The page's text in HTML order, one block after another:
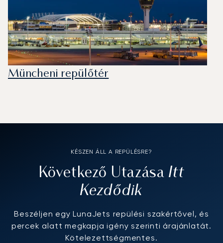
Müncheni repülőtér
KÉSZEN ÁLL A REPÜLÉSRE?
Következő Utazása Itt
Kezdődik
Beszéljen egy LunaJets repülési szakértővel, és
percek alatt megkapja igény szerinti árajánlatát.
Kötelezettségmentes.